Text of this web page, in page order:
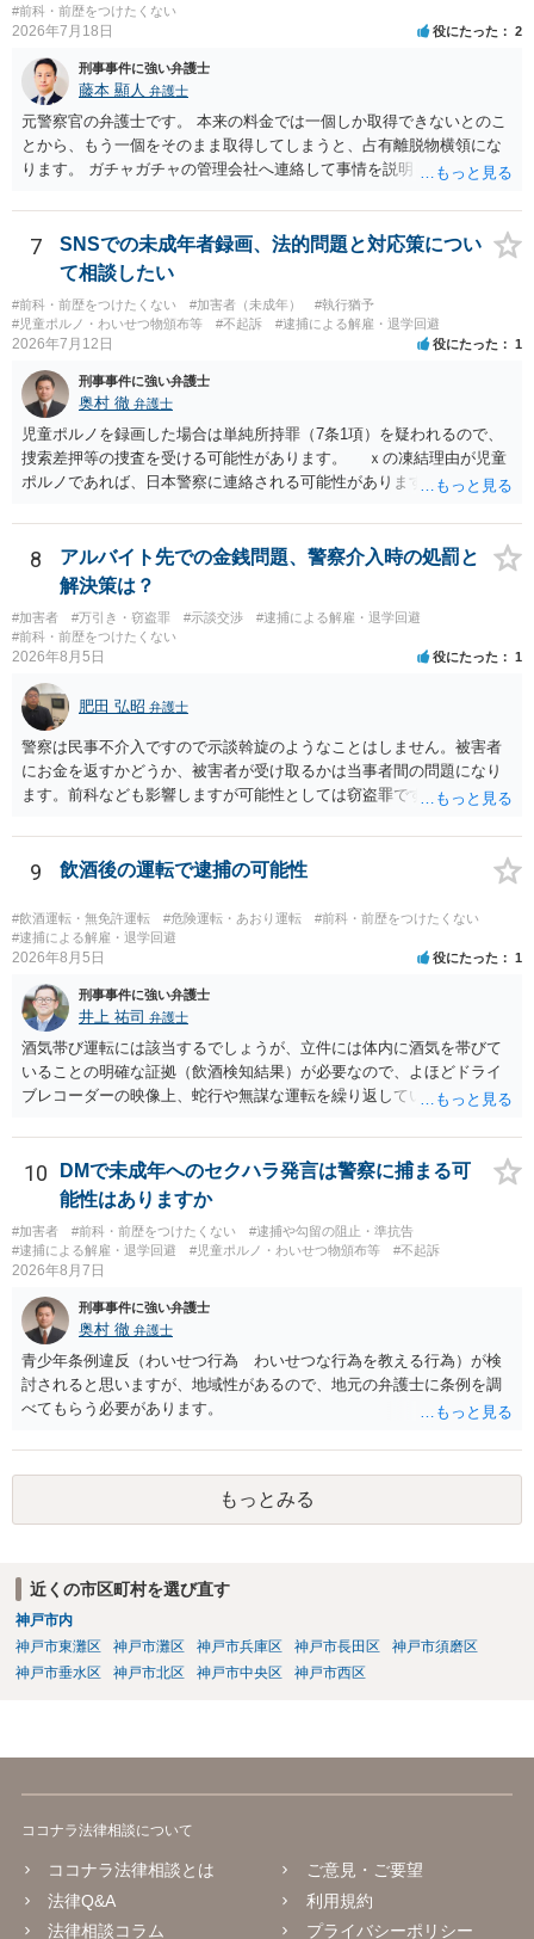
#前科・前歴をつけたくない
2026年7月18日 役にたった 2
刑事事件に強い弁護士
藤本 顯人 弁護士
元警察官の弁護士です。 本来の料金では一個しか取得できないとのこ
とから、もう一個をそのまま取得してしまうと、占有離脱物横領にな
ります。 ガチャガチャの管理会社へ連絡して事情を説明して一個返還
あるいは管理会社がお金は不要かつ返還不要との申し出があれば取得
しても問題ありません。
7
SNSでの未成年者録画、法的問題と対応策につい
て相談したい
#前科・前歴をつけたくない #加害者（未成年）
#執行猶予
#児童ポルノ・わいせつ物頒布等
#不起訴 #逮捕による解雇・退学回避
2026年7月12日 役にたった 1
刑事事件に強い弁護士
奥村 徹 弁護士
児童ポルノを録画した場合は単純所持罪（7条1項）を疑われるので、
捜索差押等の捜査を受ける可能性があります。 ｘの凍結理由が児童
ポルノであれば、日本警察に連絡される可能性があります。 対応と
るなり、警察に相談するなり、検討してください
8
アルバイト先での金銭問題、警察介入時の処罰と
解決策は？
#加害者 #万引き・窃盗罪 #示談交渉
#逮捕による解雇・退学回避
#前科・前歴をつけたくない
2026年8月5日 役にたった 1
肥田 弘昭 弁護士
警察は民事不介入ですので示談斡旋のようなことはしません。被害者
にお金を返すかどうか、被害者が受け取るかは当事者間の問題になり
ます。前科なども影響しますが可能性としては窃盗罪ですので、逮捕
9 飲酒後の運転で逮捕の可能性
#飲酒運転・無免許運転 #危険運転・あおり運転
#前科・前歴をつけたくない
#逮捕による解雇・退学回避
2026年8月5日 役にたった 1
刑事事件に強い弁護士
井上 祐司 弁護士
酒気帯び運転には該当するでしょうが、立件には体内に酒気を帯びて
いることの明確な証拠（飲酒検知結果）が必要なので、よほどドライ
ブレコーダーの映像上、蛇行や無謀な運転を繰り返している等の映像
10
DMで未成年へのセクハラ発言は警察に捕まる可
能性はありますか
#加害者 #前科・前歴をつけたくない
#逮捕や勾留の阻止・準抗告
#逮捕による解雇・退学回避
#児童ポルノ・わいせつ物頒布等 #不起訴
2026年8月7日
刑事事件に強い弁護士
奥村 徹 弁護士
青少年条例違反（わいせつ行為 わいせつな行為を教える行為）が検
討されると思いますが、地域性があるので、地元の弁護士に条例を調
べてもらう必要があります。
もっとみる
近くの市区町村を選び直す
神戸市内
神戸市東灘区
神戸市灘区 神戸市兵庫区 神戸市長田区
神戸市須磨区
神戸市垂水区
神戸市北区 神戸市中央区 神戸市西区
ココナラ法律相談について
ココナラ法律相談とは
法律Q&A
法律相談コラム
ご意見・ご要望
利用規約
プライバシーポリシー